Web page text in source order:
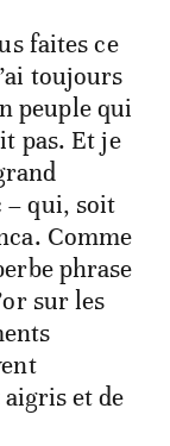
faites ce
toujours
peuple qui
pas. Et je
– qui, soit
Comme
phrase
sur les
et de